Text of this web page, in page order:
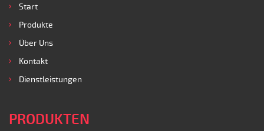
Start
Produkte
Über Uns
Kontakt
Dienstleistungen
PRODUKTEN